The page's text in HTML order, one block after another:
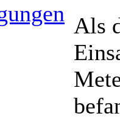
Als